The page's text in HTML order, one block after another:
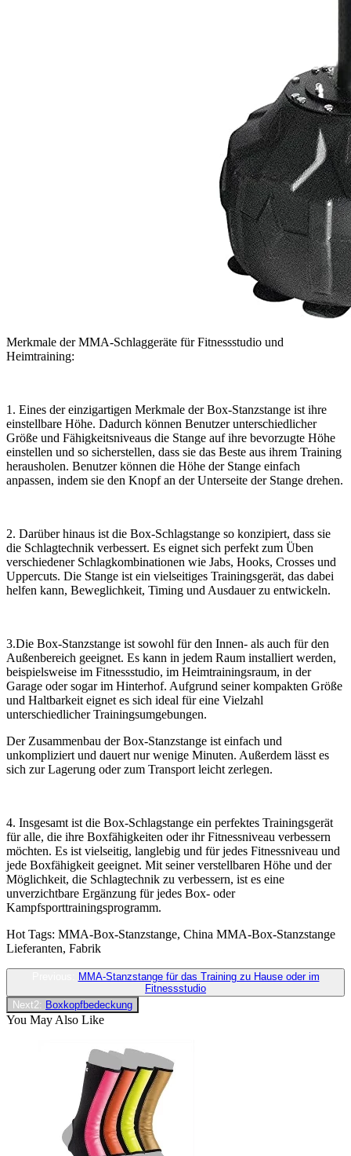
Merkmale der MMA-Schlaggeräte für Fitnessstudio und
Heimtraining:
1. Eines der einzigartigen Merkmale der Box-Stanzstange ist ihre
einstellbare Höhe. Dadurch können Benutzer unterschiedlicher
Größe und Fähigkeitsniveaus die Stange auf ihre bevorzugte Höhe
einstellen und so sicherstellen, dass sie das Beste aus ihrem Training
herausholen. Benutzer können die Höhe der Stange einfach
anpassen, indem sie den Knopf an der Unterseite der Stange drehen.
2. Darüber hinaus ist die Box-Schlagstange so konzipiert, dass sie
die Schlagtechnik verbessert. Es eignet sich perfekt zum Üben
verschiedener Schlagkombinationen wie Jabs, Hooks, Crosses und
Uppercuts. Die Stange ist ein vielseitiges Trainingsgerät, das dabei
helfen kann, Beweglichkeit, Timing und Ausdauer zu entwickeln.
3.Die Box-Stanzstange ist sowohl für den Innen- als auch für den
Außenbereich geeignet. Es kann in jedem Raum installiert werden,
beispielsweise im Fitnessstudio, im Heimtrainingsraum, in der
Garage oder sogar im Hinterhof. Aufgrund seiner kompakten Größe
und Haltbarkeit eignet es sich ideal für eine Vielzahl
unterschiedlicher Trainingsumgebungen.
Der Zusammenbau der Box-Stanzstange ist einfach und
unkompliziert und dauert nur wenige Minuten. Außerdem lässt es
sich zur Lagerung oder zum Transport leicht zerlegen.
4. Insgesamt ist die Box-Schlagstange ein perfektes Trainingsgerät
für alle, die ihre Boxfähigkeiten oder ihr Fitnessniveau verbessern
möchten. Es ist vielseitig, langlebig und für jedes Fitnessniveau und
jede Boxfähigkeit geeignet. Mit seiner verstellbaren Höhe und der
Möglichkeit, die Schlagtechnik zu verbessern, ist es eine
unverzichtbare Ergänzung für jedes Box- oder
Kampfsporttrainingsprogramm.
Hot Tags: MMA-Box-Stanzstange, China MMA-Box-Stanzstange
Lieferanten, Fabrik
MMA-Stanzstange für das Training zu Hause oder im
Fitnessstudio
Next2: Boxkopfbedeckung
You May Also Like